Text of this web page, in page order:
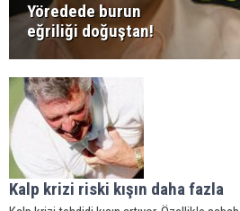
Yöredede burun
eğriliği doğuştan!
Kalp krizi riski kışın daha fazla